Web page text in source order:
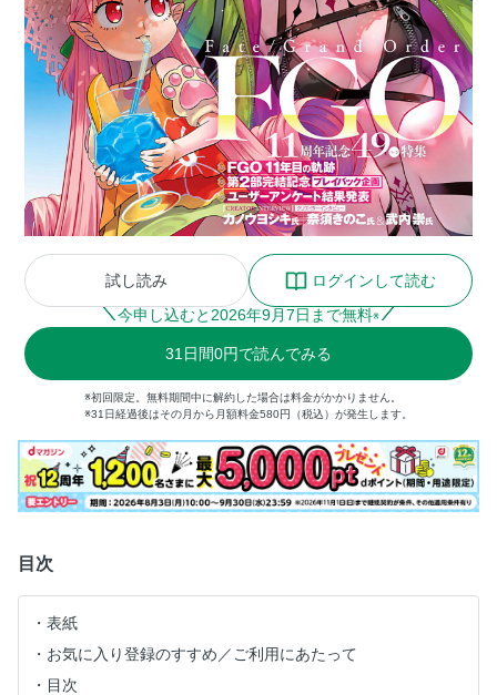
試し読み
ログインして読む
今申し込むと 2026年9月7日まで無料※
31 日間0円で読んでみる
※初回限定。無料期間中に解約した場合は料金がかかりません。
※31日経過後はその月から月額料金580円（税込）が発生します。
目次
表紙
お気に入り登録のすすめ／ご利用にあたって
目次